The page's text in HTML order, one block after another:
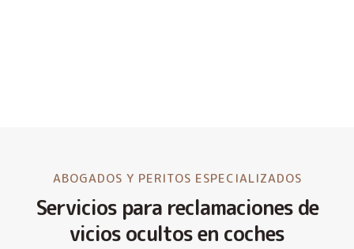
ABOGADOS Y PERITOS ESPECIALIZADOS
Servicios para reclamaciones de
vicios ocultos en coches